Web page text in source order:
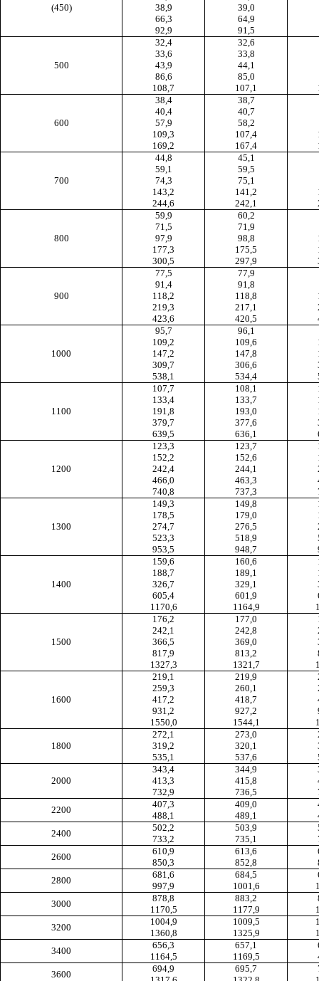
(450)
38,9
39,0
66,3
64,9
92,9
91,5
500
32,4
32,6
33,6
33,8
43,9
44,1
86,6
85,0
108,7
107,1
600
38,4
38,7
40,4
40,7
57,9
58,2
109,3
107,4
169,2
167,4
700
44,8
45,1
59,1
59,5
74,3
75,1
143,2
141,2
244,6
242,1
800
59,9
60,2
71,5
71,9
97,9
98,8
177,3
175,5
300,5
297,9
900
77,5
77,9
91,4
91,8
118,2
118,8
219,3
217,1
423,6
420,5
1000
95,7
96,1
109,2
109,6
147,2
147,8
309,7
306,6
538,1
534,4
1100
107,7 108,1
133,4
133,7
191,8
193,0
379,7
377,6
639,5
636,1
1200
123,3 123,7
152,2
152,6
242,4
244,1
466,0
463,3
740,8
737,3
1300
149,3 149,8
178,5
179,0
274,7
276,5
523,3
518,9
953,5
948,7
1400
159,6 160,6
188,7
189,1
326,7
329,1
605,4
601,9
1170,6
1164,9
1500
176,2 177,0
242,1
242,8
366,5
369,0
817,9
813,2
1327,3
1321,7
1600
219,1 219,9
259,3
260,1
417,2
418,7
931,2
927,2
1550,0
1544,1
1800
272,1 273,0
319,2
320,1
535,1
537,6
2000
343,4 344,9
413,3
415,8
732,9
736,5
2200
407,3 409,0
488,1
489,1
2400
502,2 503,9
733,2
735,1
2600
610,9 613,6
850,3
852,8
2800
681,6 684,5
997,9
1001,6
3000
878,8 883,2
1170,5
1177,9
3200
1004,9 1009,5
1360,8
1325,9
3400
656,3 657,1
1164,5
1169,5
3600
694,9 695,7